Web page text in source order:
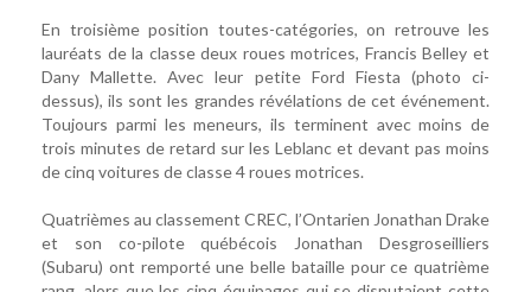
En troisième position toutes-catégories, on retrouve les
lauréats de la classe deux roues motrices, Francis Belley et
Dany Mallette. Avec leur petite Ford Fiesta (photo ci-
dessus), ils sont les grandes révélations de cet événement.
Toujours parmi les meneurs, ils terminent avec moins de
trois minutes de retard sur les Leblanc et devant pas moins
de cinq voitures de classe 4 roues motrices.
Quatrièmes au classement CREC, l’Ontarien Jonathan Drake
et son co-pilote québécois Jonathan Desgroseilliers
(Subaru) ont remporté une belle bataille pour ce quatrième